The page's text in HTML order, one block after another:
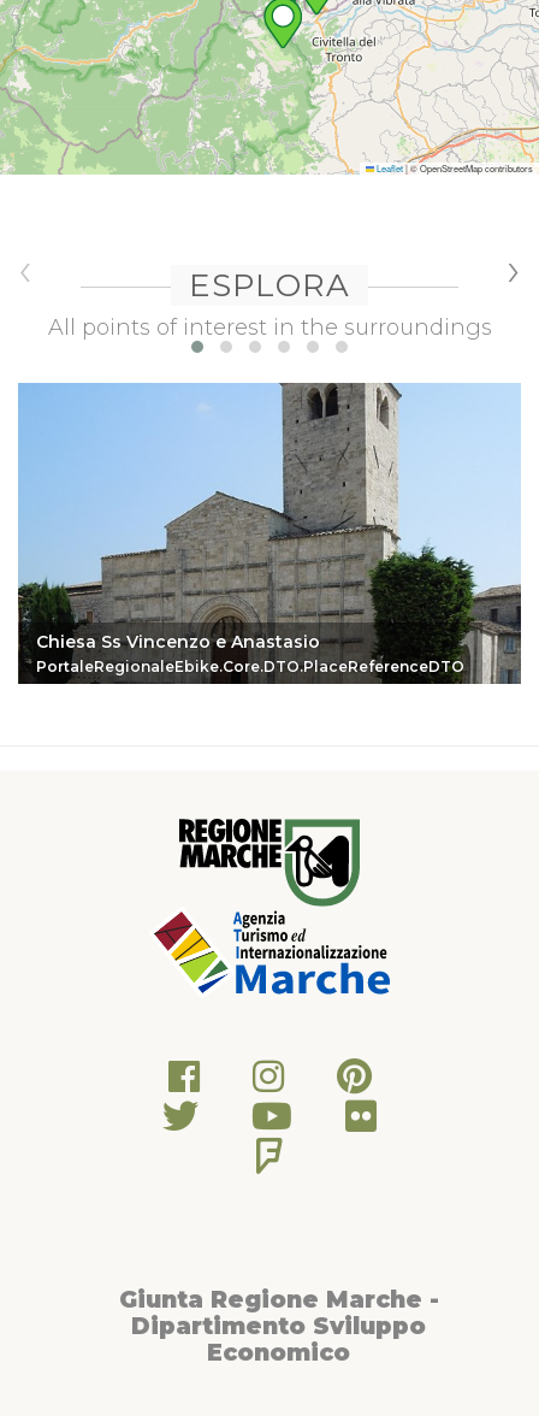
Leaflet|© OpenStreetMap contributors
ESPLORA
All points of interest in the surroundings
Chiesa Ss Vincenzo e Anastasio
PortaleRegionaleEbike.Core.DTO.PlaceReferenceDTO
‹ ›
Giunta Regione Marche -
Dipartimento Sviluppo
Economico